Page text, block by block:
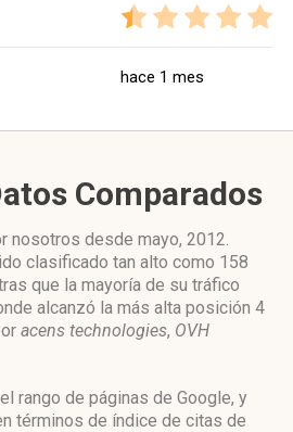
hace 1 mes
Comparados
nosotros desde mayo, 2012.
clasificado tan alto como 158
que la mayoría de su tráfico
alcanzó la más alta posición 4
acens technologies, OVH
rango de páginas de Google, y
términos de índice de citas de